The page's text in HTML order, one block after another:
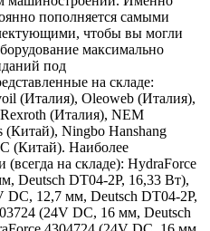
пополняется самыми
чтобы вы могли
максимально
под
на складе:
(Италия), Oleoweb (Италия),
(Италия), NEM
Ningbo Hanshang
(Китай). Наиболее
на складе): HydraForce
Deutsch DT04-2P, 16,33 Вт),
DC, 12,7 мм, Deutsch DT04-2P,
(24V DC, 16 мм, Deutsch